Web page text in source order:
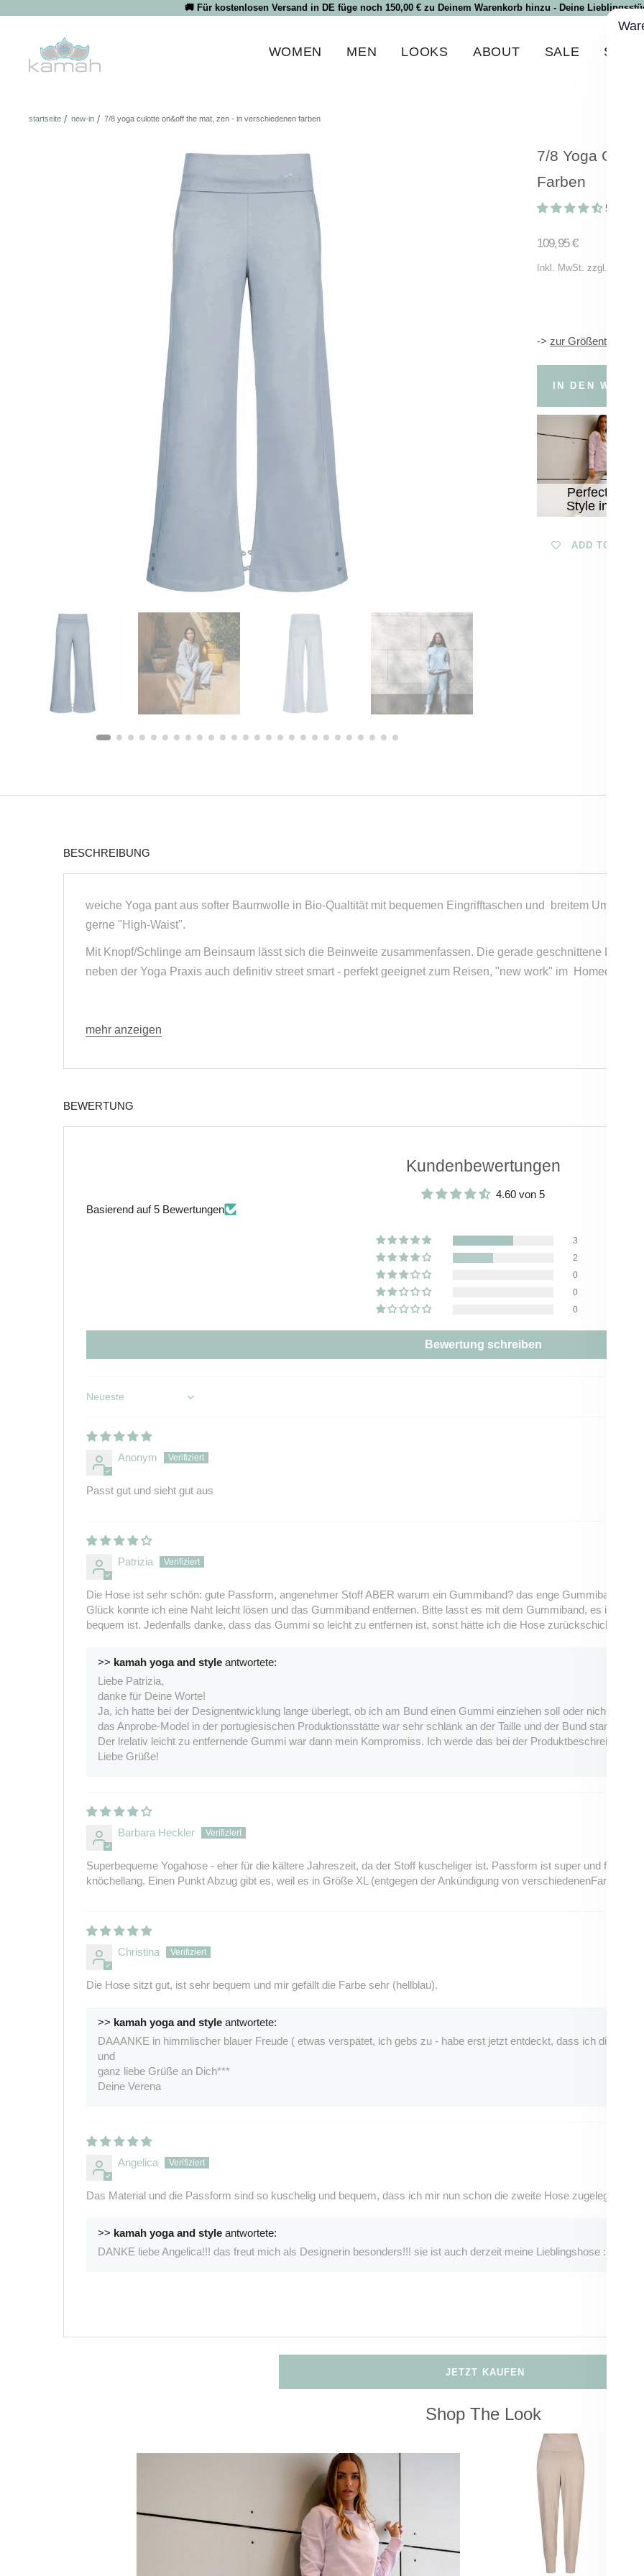
🚚 Für kostenlosen Versand in DE füge noch 150,00 € zu Deinem Warenkorb hinzu - Deine
WOMEN MEN LOOKS ABOUT SALE
startseite new-in 7/8 yoga culotte on&off the mat, zen - in verschiedenen farben
7/8 Yoga
Farben
5
Normaler
Preis
109,95 €
Inkl. MwSt. zzgl.
-> zur Größentabelle
IN DEN
Perfect
Style in
hellen
ADD TO
BESCHREIBUNG
weiche Yoga pant aus softer Baumwolle in Bio-Qualtität mit bequemen Eingrifftaschen und breitem
gerne "High-Waist".
Mit Knopf/Schlinge am Beinsaum lässt sich die Beinweite zusammenfassen. Die gerade geschnittene
neben der Yoga Praxis auch definitiv street smart - perfekt geeignet zum Reisen, "new work" im Homeoffice
mehr anzeigen
BEWERTUNG
Kundenbewertungen
4.60 von 5
Basierend auf 5 Bewertungen
3
2
0
0
0
Bewertung schreiben
Sort by
Anonym
Passt gut und sieht gut aus
Patrizia
Die Hose ist sehr schön: gute Passform, angenehmer Stoff ABER warum ein Gummiband? das enge Gummiband ist
Glück konnte ich eine Naht leicht lösen und das Gummiband entfernen. Bitte lasst es mit dem Gummiband, es ist der
bequem ist. Jedenfalls danke, dass das Gummi so leicht zu entfernen ist, sonst hätte ich die Hose zurückschicken
>> kamah yoga and style antwortete:
Liebe Patrizia,
danke für Deine Worte!
Ja, ich hatte bei der Designentwicklung lange überlegt, ob ich am Bund einen Gummi einziehen soll oder nicht... Es
das Anprobe-Model in der portugiesischen Produktionsstätte war sehr schlank an der Taille und der Bund stand etwas
Der lrelativ leicht zu entfernende Gummi war dann mein Kompromiss. Ich werde das bei der Produktbeschreibung
Liebe Grüße!
Barbara Heckler
Superbequeme Yogahose - eher für die kältere Jahreszeit, da der Stoff kuscheliger ist. Passform ist super und für
knöchellang. Einen Punkt Abzug gibt es, weil es in Größe XL (entgegen der Ankündigung von verschiedenenFarben)
Christina
Die Hose sitzt gut, ist sehr bequem und mir gefällt die Farbe sehr (hellblau).
>> kamah yoga and style antwortete:
DAAANKE in himmlischer blauer Freude ( etwas verspätet, ich gebs zu - habe erst jetzt entdeckt, dass ich die
und
ganz liebe Grüße an Dich***
Deine Verena
Angelica
Das Material und die Passform sind so kuschelig und bequem, dass ich mir nun schon die zweite Hose zugelegt habe.
>> kamah yoga and style antwortete:
DANKE liebe Angelica!!! das freut mich als Designerin besonders!!! sie ist auch derzeit meine Lieblingshose :-)
JETZT KAUFEN
Shop The Look